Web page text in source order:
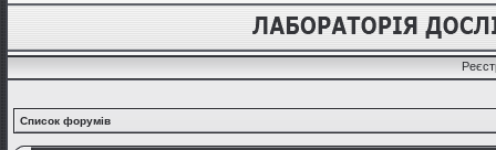
Список форумів